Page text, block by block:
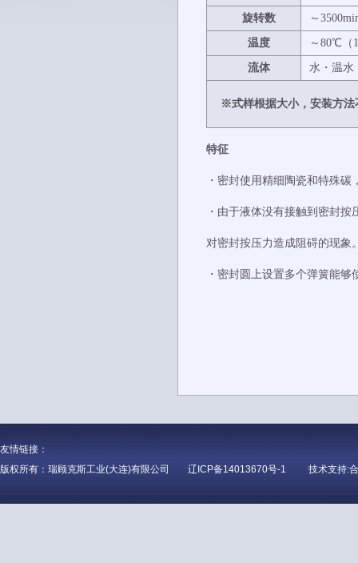
旋转数 ～
温度 ～80℃（
流体 水 ・ 温水
※式样根据大小，安装方法
特征
・密封使用精细陶瓷和特殊
・由于液体没有接触到密封
对密封按压力造成阻碍的现象
・密封圆上设置多个弹簧能
友情链接：
版权所有：瑞顾克斯工业(大连)有限公司
辽ICP备14013670号-1 技术支持: